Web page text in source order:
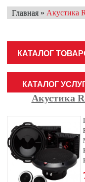
НАВИГАТОРЫ
ПАРКОВОЧНЫЕ СИСТЕМЫ
ТОНИРОВАНИЕ /
Главная » Акустика
КАТАЛОГ
КАТАЛОГ
Акустика